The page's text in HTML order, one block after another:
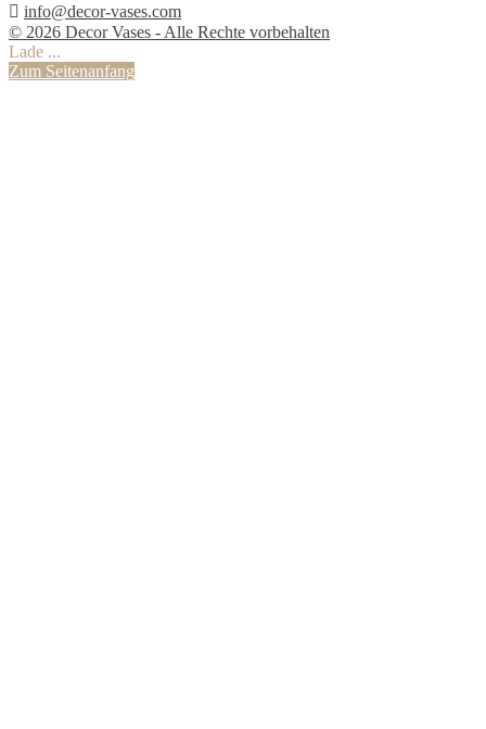
 info@decor-vases.com
© 2026 Decor Vases - Alle Rechte vorbehalten
Lade ...
Zum Seitenanfang